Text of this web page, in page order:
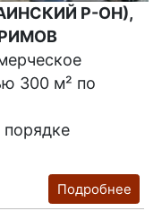
Р-ОН),
300 м² по
Подробнее